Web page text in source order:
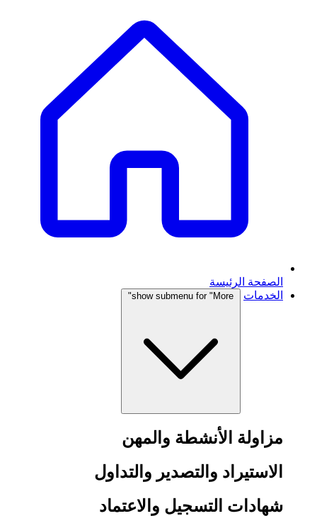
الصفحة الرئيسة
الخدمات
show submenu for "More"
مزاولة الأنشطة والمهن
الاستيراد والتصدير والتداول
شهادات التسجيل والاعتماد